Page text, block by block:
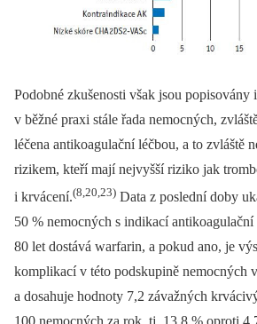
Podobné zkušenosti však jsou
v běžné praxi stále řada nemocných,
léčena antikoagulační léčbou, a to zvláště
rizikem, kteří mají nejvyšší riziko jak
i krvácení.(8,20,23) Data z poslední doby
50 % nemocných s indikací
80 let dostává warfarin, a pokud ano, je
komplikací v této podskupině nemocných
a dosahuje hodnoty 7,2 závažných
100 nemocných za rok, tj. 13,8 % oproti